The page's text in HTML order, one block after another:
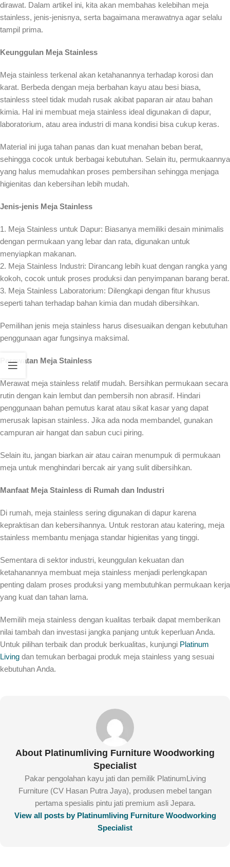
dirawat. Dalam artikel ini, kita akan membahas kelebihan meja
stainless, jenis-jenisnya, serta bagaimana merawatnya agar selalu
tampil prima.
Keunggulan Meja Stainless
Meja stainless terkenal akan ketahanannya terhadap korosi dan
karat. Berbeda dengan meja berbahan kayu atau besi biasa,
stainless steel tidak mudah rusak akibat paparan air atau bahan
kimia. Hal ini membuat meja stainless ideal digunakan di dapur,
laboratorium, atau area industri di mana kondisi bisa cukup keras.
Material ini juga tahan panas dan kuat menahan beban berat,
sehingga cocok untuk berbagai kebutuhan. Selain itu, permukaannya
yang halus memudahkan proses pembersihan sehingga menjaga
higienitas dan kebersihan lebih mudah.
Jenis-jenis Meja Stainless
1. Meja Stainless untuk Dapur: Biasanya memiliki desain minimalis
dengan permukaan yang lebar dan rata, digunakan untuk
menyiapkan makanan.
2. Meja Stainless Industri: Dirancang lebih kuat dengan rangka yang
kokoh, cocok untuk proses produksi dan penyimpanan barang berat.
3. Meja Stainless Laboratorium: Dilengkapi dengan fitur khusus
seperti tahan terhadap bahan kimia dan mudah dibersihkan.
Pemilihan jenis meja stainless harus disesuaikan dengan kebutuhan
penggunaan agar fungsinya maksimal.
Perawatan Meja Stainless
Merawat meja stainless relatif mudah. Bersihkan permukaan secara
rutin dengan kain lembut dan pembersih non abrasif. Hindari
penggunaan bahan pemutus karat atau sikat kasar yang dapat
merusak lapisan stainless. Jika ada noda membandel, gunakan
campuran air hangat dan sabun cuci piring.
Selain itu, jangan biarkan air atau cairan menumpuk di permukaan
meja untuk menghindari bercak air yang sulit dibersihkan.
Manfaat Meja Stainless di Rumah dan Industri
Di rumah, meja stainless sering digunakan di dapur karena
kepraktisan dan kebersihannya. Untuk restoran atau katering, meja
stainless membantu menjaga standar higienitas yang tinggi.
Sementara di sektor industri, keunggulan kekuatan dan
ketahanannya membuat meja stainless menjadi perlengkapan
penting dalam proses produksi yang membutuhkan permukaan kerja
yang kuat dan tahan lama.
Memilih meja stainless dengan kualitas terbaik dapat memberikan
nilai tambah dan investasi jangka panjang untuk keperluan Anda.
Untuk pilihan terbaik dan produk berkualitas, kunjungi Platinum
Living dan temukan berbagai produk meja stainless yang sesuai
kebutuhan Anda.
About Platinumliving Furniture Woodworking
Specialist
Pakar pengolahan kayu jati dan pemilik PlatinumLiving
Furniture (CV Hasan Putra Jaya), produsen mebel tangan
pertama spesialis pintu jati premium asli Jepara.
View all posts by Platinumliving Furniture Woodworking
Specialist